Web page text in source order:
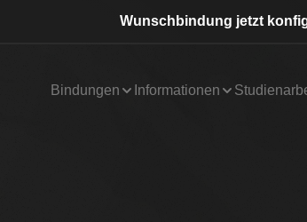
Wunschbindung jetzt
Bindungen Informationen